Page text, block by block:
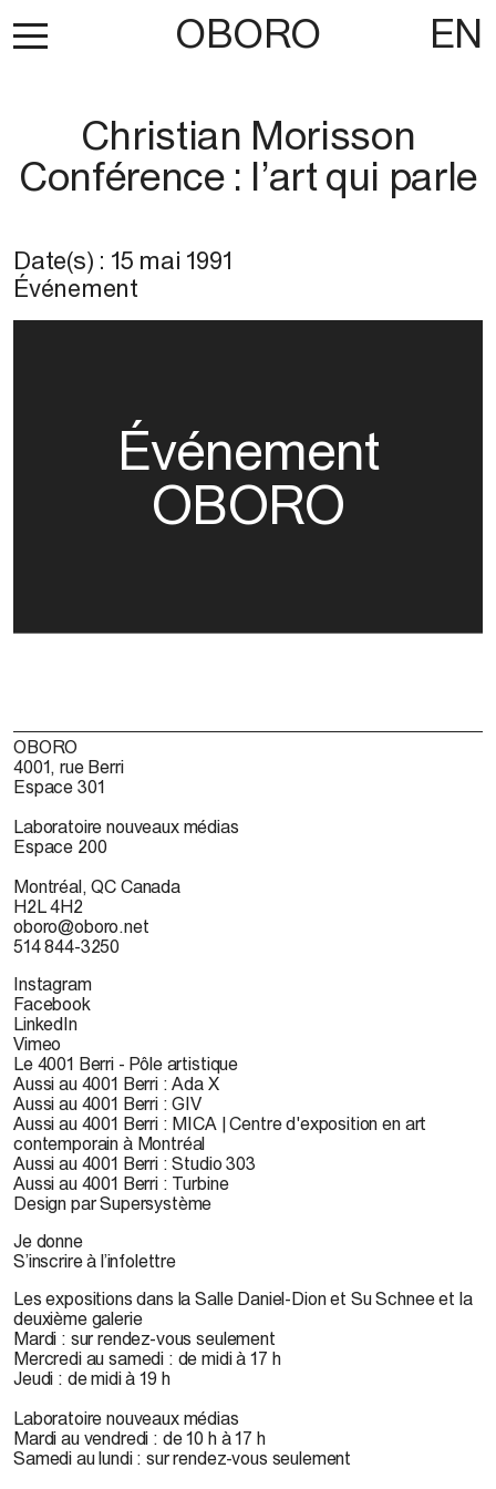
OBORO EN
Christian Morisson
Conférence : l’art qui parle
Date(s) : 15 mai 1991
Événement
Événement
OBORO
OBORO
4001, rue Berri
Espace 301
Laboratoire nouveaux médias
Espace 200
Montréal, QC Canada
H2L 4H2
oboro@oboro.net
514 844-3250
Instagram
Facebook
LinkedIn
Vimeo
Le 4001 Berri - Pôle artistique
Aussi au 4001 Berri : Ada X
Aussi au 4001 Berri : GIV
Aussi au 4001 Berri : MICA | Centre d'exposition en art
contemporain à Montréal
Aussi au 4001 Berri : Studio 303
Aussi au 4001 Berri : Turbine
Design par Supersystème
Je donne
S’inscrire à l’infolettre
Les expositions dans la Salle Daniel-Dion et Su Schnee et la
deuxième galerie
Mardi : sur rendez-vous seulement
Mercredi au samedi : de midi à 17 h
Jeudi : de midi à 19 h
Laboratoire nouveaux médias
Mardi au vendredi : de 10 h à 17 h
Samedi au lundi : sur rendez-vous seulement